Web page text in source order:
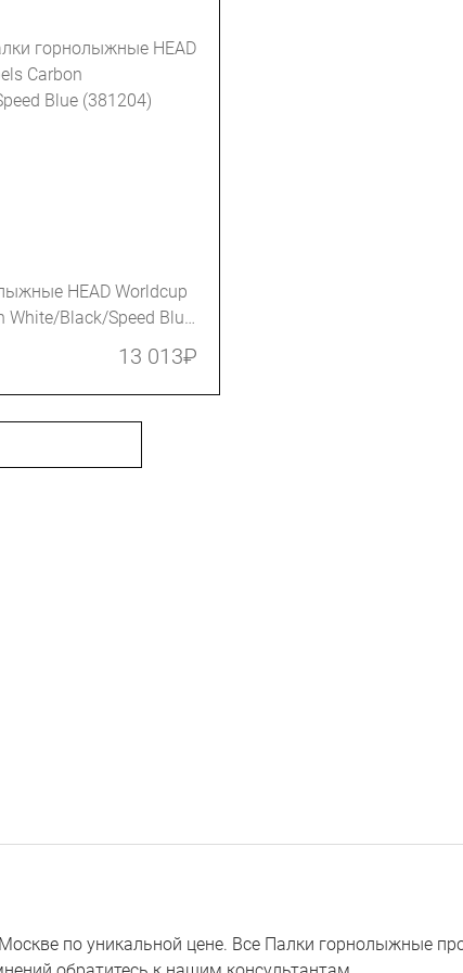
HEAD Worldcup
White/Black/Speed Blue
13 013₽
по уникальной цене. Все Палки горнолыжные